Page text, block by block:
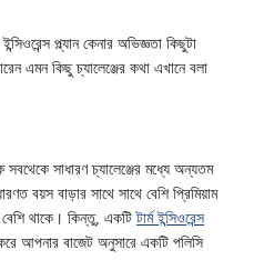
প্ল্যান কেনার অভিজ্ঞতা কিছুটা
এমন কিছু চ্যালেঞ্জের কথা এখানে বলা
সবথেকে সাধারণ চ্যালেঞ্জের মধ্যে অন্যতম
বয়স বাড়ার সাথে সাথে বেশি প্রিমিয়াম
থাকে। কিন্তু, একটিটার্ম ইন্সিওরেন্স
আপনার বাজেট অনুসারে একটি পলিসি